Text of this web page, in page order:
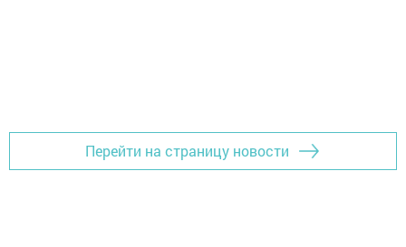
Перейти на страницу новости